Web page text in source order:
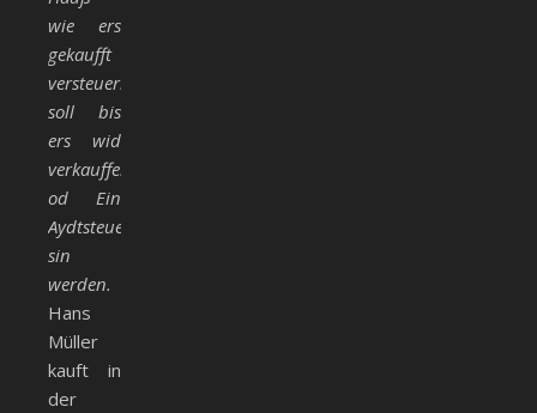
wie ers
gekaufft
versteuern
soll bis
ers wid
verkauffen
od Ein
Aydtsteuer
sin
werden.
Hans
Müller
kauft in
der